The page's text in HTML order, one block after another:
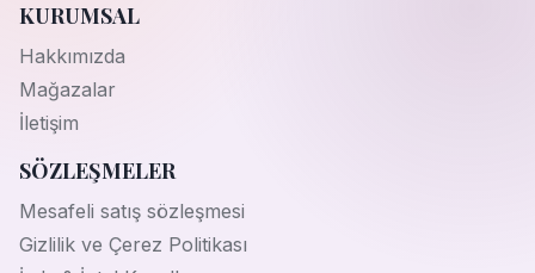
KURUMSAL
Hakkımızda
Mağazalar
İletişim
SÖZLEŞMELER
Mesafeli satış sözleşmesi
Gizlilik ve Çerez Politikası